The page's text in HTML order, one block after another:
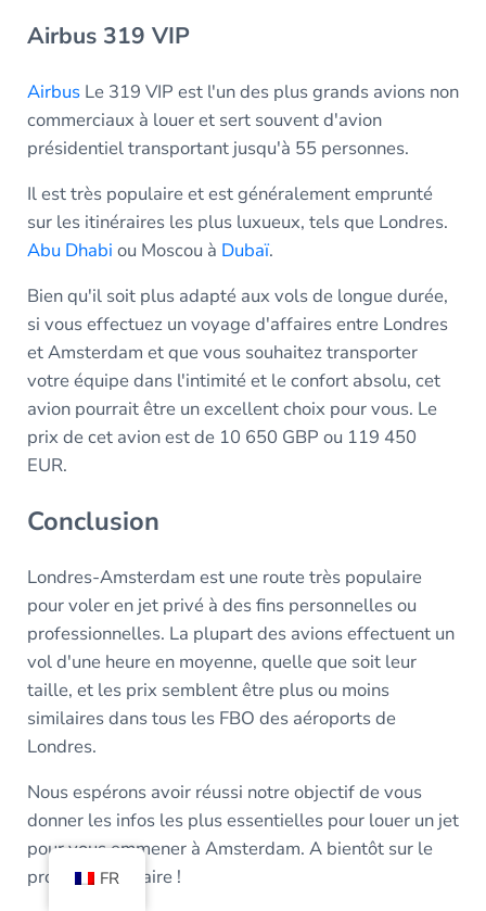
Airbus 319 VIP
AirbusLe 319 VIP est l'un des plus grands avions non
commerciaux à louer et sert souvent d'avion
présidentiel transportant jusqu'à 55 personnes.
Il est très populaire et est généralement emprunté
sur les itinéraires les plus luxueux, tels que Londres.
Abu Dhabi ou Moscou à Dubaï.
Bien qu'il soit plus adapté aux vols de longue durée,
si vous effectuez un voyage d'affaires entre Londres
et Amsterdam et que vous souhaitez transporter
votre équipe dans l'intimité et le confort absolu, cet
avion pourrait être un excellent choix pour vous. Le
prix de cet avion est de 10 650 GBP ou 119 450
EUR.
Conclusion
Londres-Amsterdam est une route très populaire
pour voler en jet privé à des fins personnelles ou
professionnelles. La plupart des avions effectuent un
vol d'une heure en moyenne, quelle que soit leur
taille, et les prix semblent être plus ou moins
similaires dans tous les FBO des aéroports de
Londres.
Nous espérons avoir réussi notre objectif de vous
donner les infos les plus essentielles pour louer un jet
pour vous emmener à Amsterdam. A bientôt sur le
prochain itinéraire !
FR